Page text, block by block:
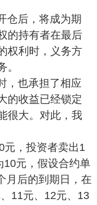
仓后，将成为期
的持有者在最后
权利时，义务方
。
，也承担了相应
的收益已经锁定
很大。对此，我
元，投资者卖出1
10元，假设合约单
月后的到期日，在
11元、12元、13